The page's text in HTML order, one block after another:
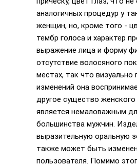
аналогичных процедур у
женщин, но, кроме того -
тембр голоса и характер
выражение лица и форму
отсутствие волосяного
местах, так что
изменений она
другое существо
является немаловажным
большинства мужчин.
выразительную оральную
также может быть
пользователя. Помимо